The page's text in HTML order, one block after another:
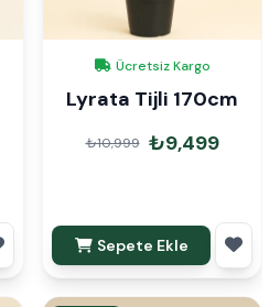
Ücretsiz Kargo
Lyrata Tijli 170cm
₺10,999 ₺9,499
Sepete Ekle